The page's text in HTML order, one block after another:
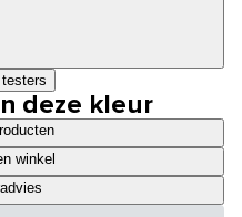
deze kleur
winkel